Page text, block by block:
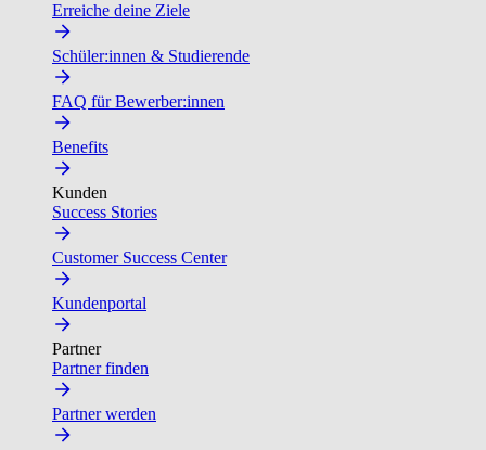
Erreiche deine Ziele
Schüler:innen & Studierende
FAQ für Bewerber:innen
Benefits
Kunden
Success Stories
Customer Success Center
Kundenportal
Partner
Partner finden
Partner werden